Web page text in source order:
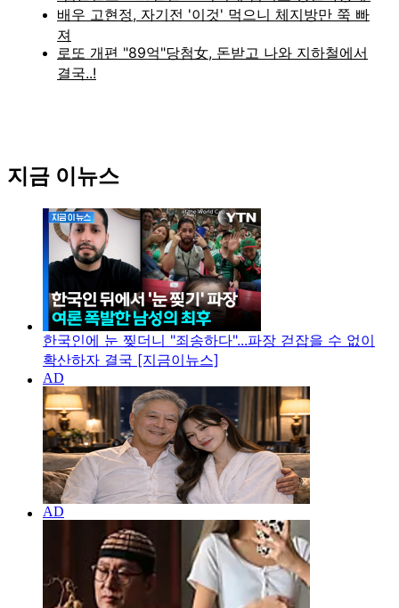
지금 이뉴스
한국인에 눈 찢더니 "죄송하다"...파장 걷잡을 수 없이
확산하자 결국 [지금이뉴스]